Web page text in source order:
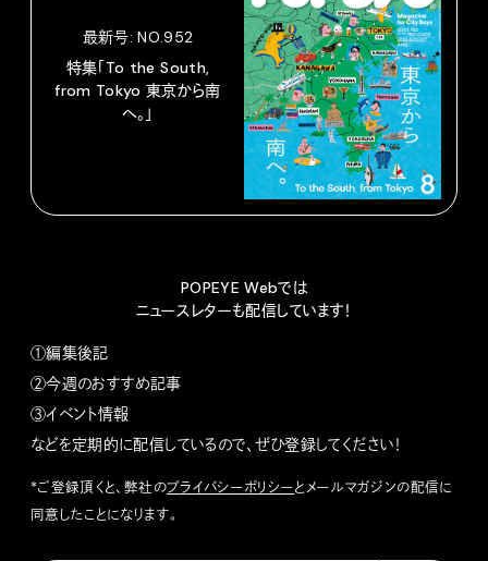
最新号: NO.952
特集「To the South,
from Tokyo 東京から南
へ。」
POPEYE Webでは
ニュースレターも配信しています！
①編集後記
②今週のおすすめ記事
③イベント情報
などを定期的に配信しているので、ぜひ登録してください！
*ご登録頂くと、弊社のプライバシーポリシーとメールマガジンの配信に
同意したことになります。